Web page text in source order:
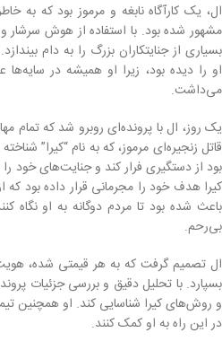
ال، یک کارآگاه نابغه و مرموز بود که به
مشهور شده بود. با استفاده از هوش
بسیاری از جنایتکاران بزرگ را به دام
او را دیده بود، زیرا او همیشه در
می‌داشت.
یک روز، ال با پرونده‌ای روبرو شد که
قاتل زنجیره‌ای مرموز، که به نام “کیرا”
بود از دستگیری فرار کند و جنایت‌های خود را
کیرا هدف خود را مجرمانی قرار داده بود که
باعث شده بود تا مردم دوگانه به او نگاه
بی‌رحم.
ال تصمیم گرفت که به هر قیمتی شده،
بسپارد. با تحلیل دقیق و بررسی جزئیات
و روش‌های کیرا شناسایی کند. او همچنین
در این راه به او کمک کنند.